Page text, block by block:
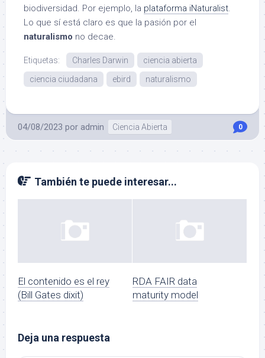
biodiversidad. Por ejemplo, la plataforma iNaturalist
Lo que sí está claro es que la pasión por el
naturalismo no decae.
Etiquetas: Charles Darwin
ciencia abierta
ciencia ciudadana
ebird naturalismo
04/08/2023 por admin Ciencia Abierta 0
También te puede interesar...
El contenido es el rey
(Bill Gates dixit)
RDA FAIR data
maturity model
Deja una respuesta